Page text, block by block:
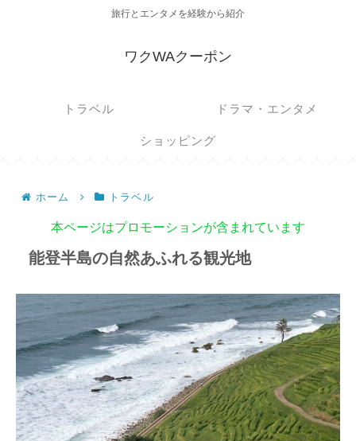
旅行とエンタメを経験から紹介
ワクWAクーポン
トラベル ドラマ・エンタメ
ショッピング
ホーム トラベル
本ページはプロモーションが含まれています
能登半島の自然あふれる観光地